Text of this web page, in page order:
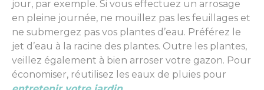
jour, par exemple. Si vous effectuez un arrosage
en pleine journée, ne mouillez pas les feuillages et
ne submergez pas vos plantes d’eau. Préférez le
jet d’eau à la racine des plantes. Outre les plantes,
veillez également à bien arroser votre gazon. Pour
économiser, réutilisez les eaux de pluies pour